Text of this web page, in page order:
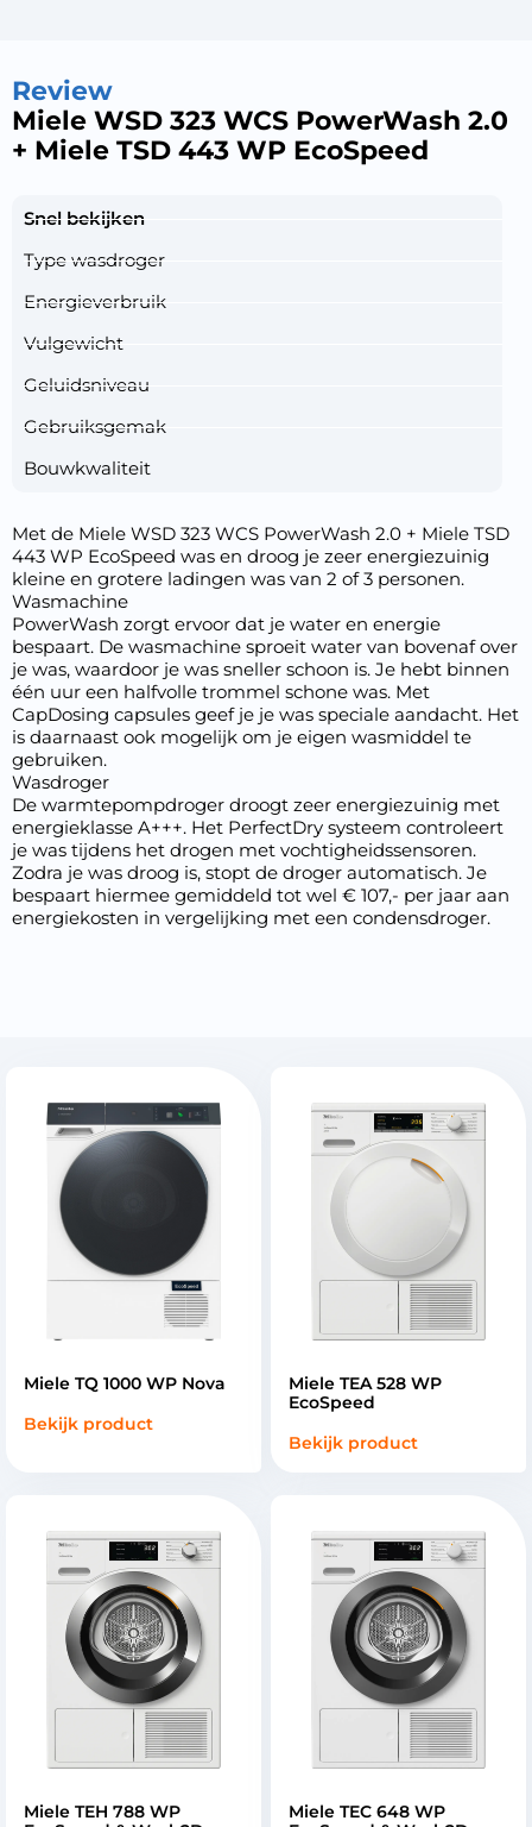
Review
Miele WSD 323 WCS PowerWash 2.0
+ Miele TSD 443 WP EcoSpeed
Snel bekijken
Type wasdroger
Energieverbruik
Vulgewicht
Geluidsniveau
Gebruiksgemak
Bouwkwaliteit
Met de Miele WSD 323 WCS PowerWash 2.0 + Miele TSD
443 WP EcoSpeed was en droog je zeer energiezuinig
kleine en grotere ladingen was van 2 of 3 personen.
Wasmachine
PowerWash zorgt ervoor dat je water en energie
bespaart. De wasmachine sproeit water van bovenaf over
je was, waardoor je was sneller schoon is. Je hebt binnen
één uur een halfvolle trommel schone was. Met
CapDosing capsules geef je je was speciale aandacht. Het
is daarnaast ook mogelijk om je eigen wasmiddel te
gebruiken.
Wasdroger
De warmtepompdroger droogt zeer energiezuinig met
energieklasse A+++. Het PerfectDry systeem controleert
je was tijdens het drogen met vochtigheidssensoren.
Zodra je was droog is, stopt de droger automatisch. Je
bespaart hiermee gemiddeld tot wel € 107,- per jaar aan
energiekosten in vergelijking met een condensdroger.
Miele TQ 1000 WP Nova
Bekijk product
Miele TEA 528 WP
EcoSpeed
Bekijk product
Miele TEH 788 WP
Miele TEC 648 WP